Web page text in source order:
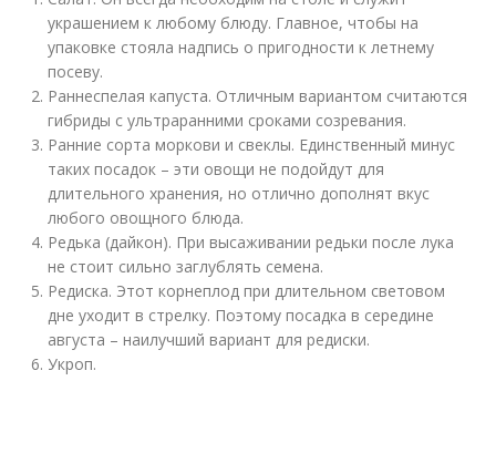
украшением к любому блюду. Главное, чтобы на
упаковке стояла надпись о пригодности к летнему
посеву.
Раннеспелая капуста. Отличным вариантом считаются
гибриды с ультраранними сроками созревания.
Ранние сорта моркови и свеклы. Единственный минус
таких посадок – эти овощи не подойдут для
длительного хранения, но отлично дополнят вкус
любого овощного блюда.
Редька (дайкон). При высаживании редьки после лука
не стоит сильно заглублять семена.
Редиска. Этот корнеплод при длительном световом
дне уходит в стрелку. Поэтому посадка в середине
августа – наилучший вариант для редиски.
Укроп.